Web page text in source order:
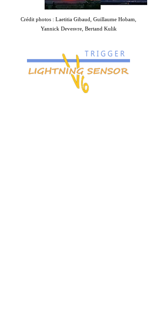
Crédit photos : Laetitia Gibaud, Guillaume Hobam,
Yannick Devesvre, Bertand Kulik